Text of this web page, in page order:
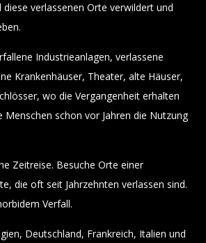
diese verlassenen Orte verwildert und
Industrieanlagen, verlassene
Krankenhäuser, Theater, alte Häuser,
wo die Vergangenheit erhalten
Menschen schon vor Jahren die Nutzung
Zeitreise. Besuche Orte einer
die oft seit Jahrzehnten verlassen sind.
Verfall.
Deutschland, Frankreich, Italien und